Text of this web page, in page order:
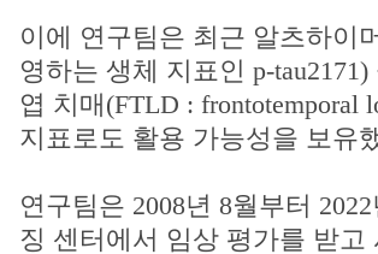
이에 연구팀은 최근 알츠하이
영하는 생체 지표인 p-
엽 치매(FTLD : frontotemporal
지표로도 활용 가능성을 보유
연구팀은 2008년 8월부터
징 센터에서 임상 평가를 받고